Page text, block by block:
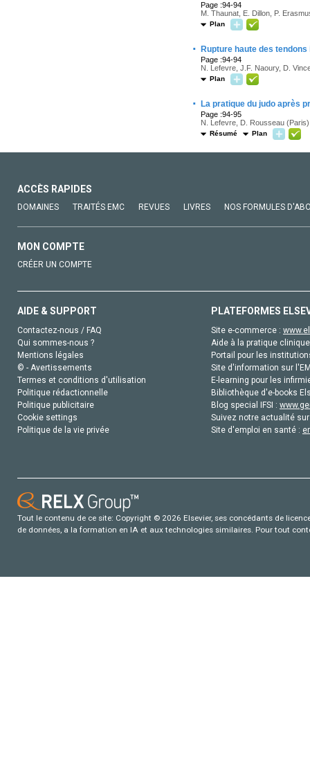
Page :94-94
M. Thaunat, E. Dillon, P.
Plan
· Rupture haute des
Page :94-94
N. Lefevre, J.F. Naoury, D.
Plan
· La pratique du judo après
Page :94-95
N. Lefevre, D. Rousseau (Paris)
Résumé Plan
ACCÈS RAPIDES
DOMAINES TRAITÉS EMC REVUES LIVRES NOS FORMULES
MON COMPTE
CRÉER UN COMPTE
AIDE & SUPPORT
Contactez-nous / FAQ
Qui sommes-nous ?
Mentions légales
© - Avertissements
Termes et conditions d'utilisation
Politique rédactionnelle
Politique publicitaire
Cookie settings
Politique de la vie privée
PLATEFORMES
Site e-commerce :
Aide à la pratique
Portail pour les
Site d'information sur
E-learning pour les
Bibliothèque d'e-books
Blog special IFSI :
Suivez notre actualité
Site d'emploi en santé :
Tout le contenu de ce site: Copyright © 2026 Elsevier, ses concédants de
de données, a la formation en IA et aux technologies similaires. Pour tout